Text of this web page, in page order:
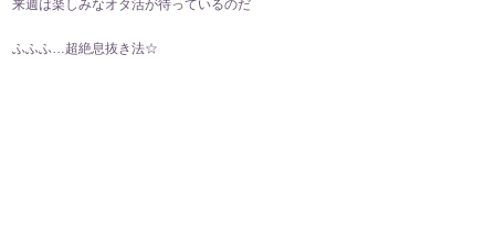
来週は楽しみなオタ活が待っているのだ
ふふふ…超絶息抜き法☆